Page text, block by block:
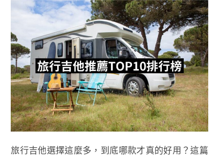
旅行吉他選擇這麼多，到底哪款才真的好用？這篇